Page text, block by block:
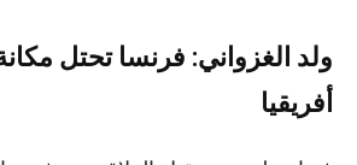
ولد الغزواني: فرنسا تحتل
أفريقيا